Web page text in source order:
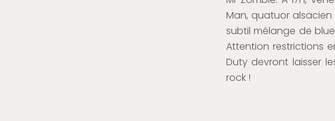
Man, quatuor
subtil mélange de
Attention restrictions
Duty devront laisser
rock !